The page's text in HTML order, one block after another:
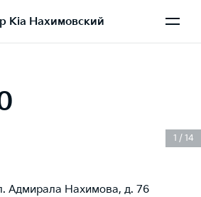
Kia Нахимовский
1 / 14
Адмирала Нахимова, д. 76